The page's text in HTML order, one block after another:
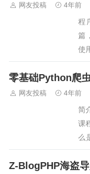
题
改
内
网友投稿 4年前
程
篇
使
非
平
手
零基础Python爬
网友投稿 4年前
简
课
么
学
Z-BlogPHP海盗